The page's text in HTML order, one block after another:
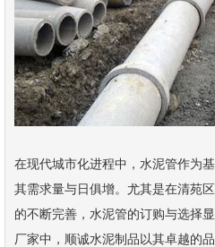
在现代城市化进程中，水泥管作为
其需求量与日俱增。尤其是在清苑
的不断完善，水泥管的订购与选择
厂家中，顺诚水泥制品以其卓越的